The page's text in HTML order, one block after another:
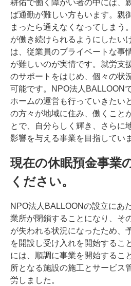
耕佑で働く障がい者の中には、
ば通勤が難しい方もいます。親
まったら通えなくなってしまう
が働き続けられるようにしたい
は、従業員のプライベートな事
が難しいのが実情です。就労支
のサポートをはじめ、個々の状
可能です。NPO法人BALLOON
ホームの運営も行っていきたい
の方々が地域に住み、働くこと
とで、自分らしく輝き、さらに
影響を与える事業を目指してい
現在の休眠預金事業
ください。
NPO法人BALLOONの設立にあ
業所が閉鎖することになり、そ
が失われる状況になったため、
を開設し受け入れを開始するこ
には、順調に事業を開始するこ
所となる施設の施工とサービス
労しました。